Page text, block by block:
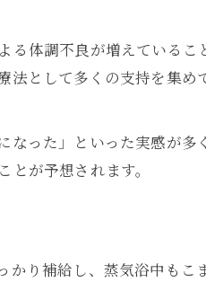
体調不良が増えているこ
として多くの支持を集め
った」といった実感が多
が予想されます。
り補給し、蒸気浴中もこ